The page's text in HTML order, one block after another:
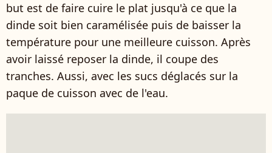
but est de faire cuire le plat jusqu'à ce que la
dinde soit bien caramélisée puis de baisser la
température pour une meilleure cuisson. Après
avoir laissé reposer la dinde, il coupe des
tranches. Aussi, avec les sucs déglacés sur la
paque de cuisson avec de l'eau.